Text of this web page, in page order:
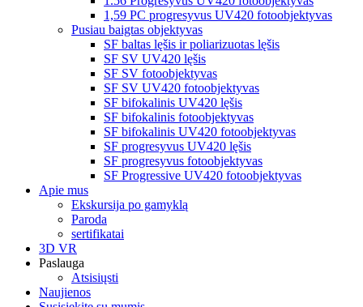
1,59 PC progresyvus UV420 fotoobjektyvas
Pusiau baigtas objektyvas
SF baltas lęšis ir poliarizuotas lęšis
SF SV UV420 lęšis
SF SV fotoobjektyvas
SF SV UV420 fotoobjektyvas
SF bifokalinis UV420 lęšis
SF bifokalinis fotoobjektyvas
SF bifokalinis UV420 fotoobjektyvas
SF progresyvus UV420 lęšis
SF progresyvus fotoobjektyvas
SF Progressive UV420 fotoobjektyvas
Apie mus
Ekskursija po gamyklą
Paroda
sertifikatai
3D VR
Paslauga
Atsisiųsti
Naujienos